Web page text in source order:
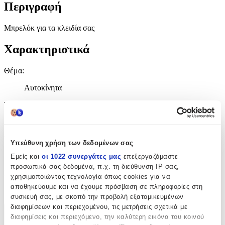
Υπεύθυνη χρήση των δεδομένων σας
Εμείς και οι 1022 συνεργάτες μας επεξεργαζόμαστε
προσωπικά σας δεδομένα, π.χ. τη διεύθυνση IP σας,
χρησιμοποιώντας τεχνολογία όπως cookies για να
αποθηκεύουμε και να έχουμε πρόσβαση σε πληροφορίες στη
συσκευή σας, με σκοπό την προβολή εξατομικευμένων
διαφημίσεων και περιεχομένου, τις μετρήσεις σχετικά με
διαφημίσεις και περιεχόμενο, την καλύτερη εικόνα του κοινού
Περιγραφή
Μπρελόκ για τα κλειδία σας
Χαρακτηριστικά
Θέμα:
Αυτοκίνητα
Τύπος
Υλικό
:
Δερμάτινο
Κατασκευαστής
OEM
Χαρακτηριστικά